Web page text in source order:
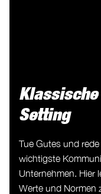
Klassische
Setting
Tue Gutes und
wichtigste
Unternehmen. Hier
Werte und Normen